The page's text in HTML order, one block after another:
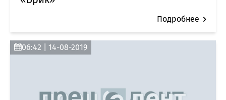
Подробнее
06:42 | 14-08-2019